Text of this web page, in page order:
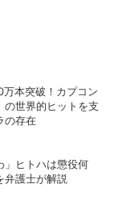
本突破！カプコン
の世界的ヒットを支
の存在
」ヒトハは懲役何
弁護士が解説